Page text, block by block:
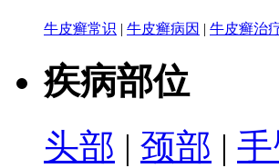
牛皮癣常识 | 牛皮癣病因 | 牛皮癣治
疾病部位
头部 | 颈部 |